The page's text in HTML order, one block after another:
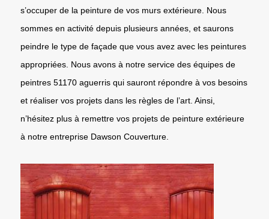
s’occuper de la peinture de vos murs extérieure. Nous
sommes en activité depuis plusieurs années, et saurons
peindre le type de façade que vous avez avec les peintures
appropriées. Nous avons à notre service des équipes de
peintres 51170 aguerris qui sauront répondre à vos besoins
et réaliser vos projets dans les règles de l’art. Ainsi,
n’hésitez plus à remettre vos projets de peinture extérieure
à notre entreprise Dawson Couverture.